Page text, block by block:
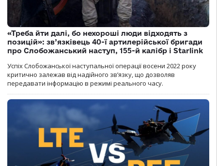
«Треба йти далі, бо нехороші люди відходять з
позицій»: зв’язківець 40-ї артилерійської бригади
про Слобожанський наступ, 155-й калібр і Starlink
Успіх Слобожанської наступальної операції восени 2022 року
критично залежав від надійного зв’язку, що дозволяв
передавати інформацію в режимі реального часу.